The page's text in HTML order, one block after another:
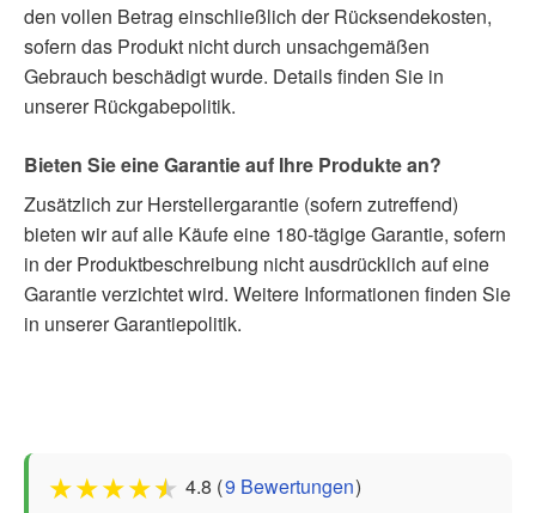
den vollen Betrag einschließlich der Rücksendekosten,
sofern das Produkt nicht durch unsachgemäßen
Gebrauch beschädigt wurde. Details finden Sie in
unserer Rückgabepolitik.
Bieten Sie eine Garantie auf Ihre Produkte an?
Zusätzlich zur Herstellergarantie (sofern zutreffend)
bieten wir auf alle Käufe eine 180-tägige Garantie, sofern
in der Produktbeschreibung nicht ausdrücklich auf eine
Garantie verzichtet wird. Weitere Informationen finden Sie
in unserer Garantiepolitik.
★★★★★ 4.8 (9 Bewertungen)